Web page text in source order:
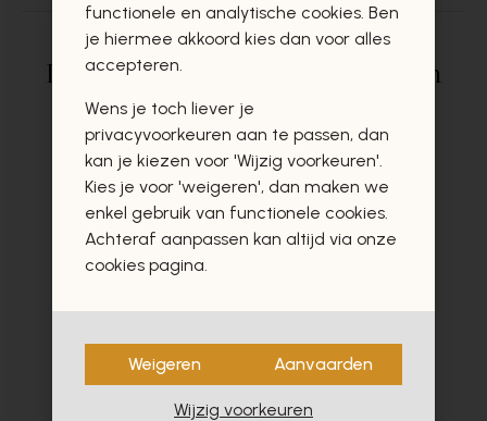
Deze producten zullen u zeker en
vast ook interesseren
functionele en analytische cookies. Ben
je hiermee akkoord kies dan voor alles
accepteren.
Wens je toch liever je
privacyvoorkeuren aan te passen, dan
kan je kiezen voor 'Wijzig voorkeuren'.
Kies je voor 'weigeren', dan maken we
enkel gebruik van functionele cookies.
Achteraf aanpassen kan altijd via onze
cookies pagina.
Weigeren Aanvaarden
Wijzig voorkeuren